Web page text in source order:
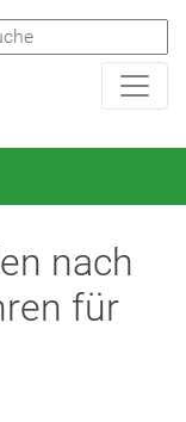
nach
für